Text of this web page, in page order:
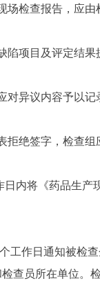
场检查报告，应
陷项目及评定结
对异议内容予以
拒绝签字，检查
内将《药品生
工作日通知被检
查员所在单位